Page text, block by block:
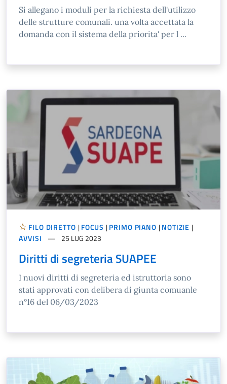
Si allegano i moduli per la richiesta dell'utilizzo
delle strutture comunali. una volta accettata la
domanda con il sistema della priorita' per l ...
FILO DIRETTO |FOCUS |PRIMO PIANO |NOTIZIE |
AVVISI
25 LUG 2023
Diritti di segreteria SUAPEE
I nuovi diritti di segreteria ed istruttoria sono
stati approvati con delibera di giunta comuanle
n°16 del 06/03/2023